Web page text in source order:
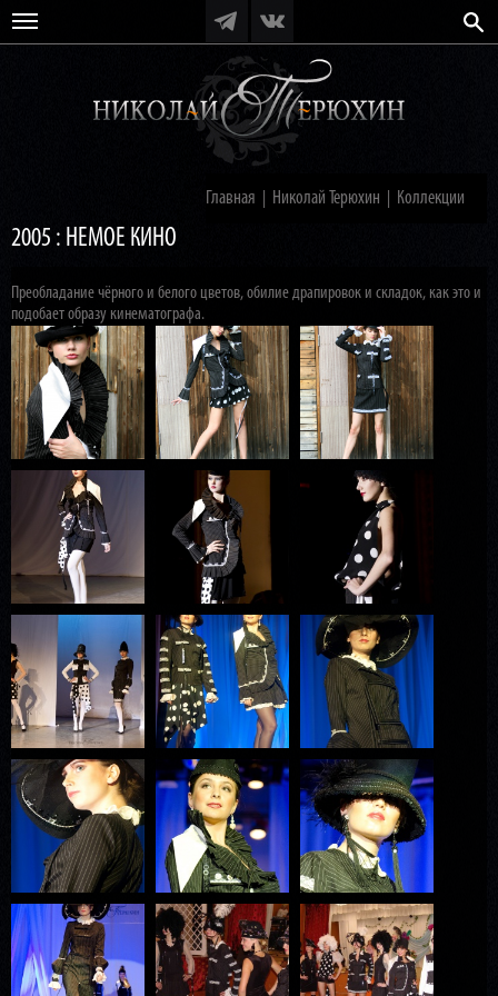
Главная Николай Терюхин Коллекции
2005 : НЕМОЕ КИНО
Преобладание чёрного и белого цветов, обилие драпировок и складок, как это и
подобает образу кинематографа.